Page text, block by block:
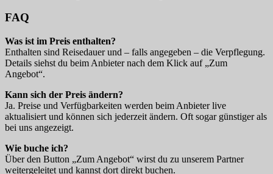
FAQ
Was ist im Preis enthalten?
Enthalten sind Reisedauer und – falls angegeben – die Verpflegung.
Details siehst du beim Anbieter nach dem Klick auf „Zum
Angebot“.
Kann sich der Preis ändern?
Ja. Preise und Verfügbarkeiten werden beim Anbieter live
aktualisiert und können sich jederzeit ändern. Oft sogar günstiger als
bei uns angezeigt.
Wie buche ich?
Über den Button „Zum Angebot“ wirst du zu unserem Partner
weitergeleitet und kannst dort direkt buchen.